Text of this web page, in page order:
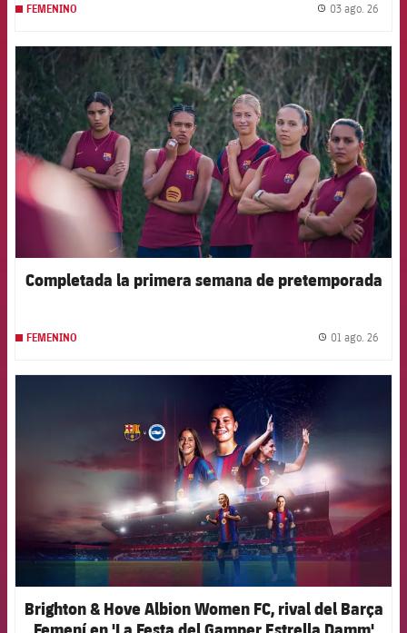
FEMENINO 03 ago. 26
FCB Barcelona badge
Completada la primera semana de pretemporada
FEMENINO 01 ago. 26
FCB Barcelona badge
Brighton & Hove Albion Women FC, rival del Barça